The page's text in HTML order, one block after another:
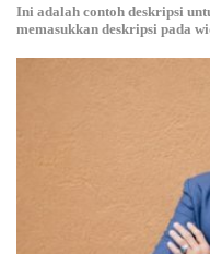
Ini adalah contoh deskripsi
memasukkan deskripsi pada